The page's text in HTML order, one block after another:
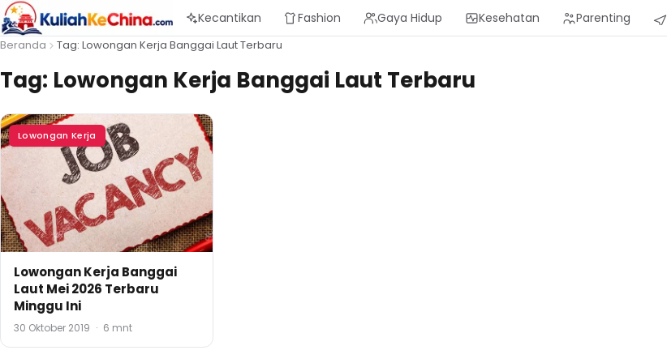
Kecantikan Fashion Gaya Hidup Kesehatan Parenting
Beranda Tag: Lowongan Kerja Banggai Laut Terbaru
Tag: Lowongan Kerja Banggai Laut Terbaru
Lowongan Kerja
Lowongan Kerja Banggai
Laut Mei 2026 Terbaru
Minggu Ini
30 Oktober 2019 · 6 mnt